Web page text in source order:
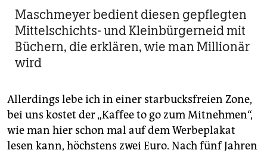
Maschmeyer bedient diesen gepflegten
Mittelschichts- und Kleinbürgerneid mit
Büchern, die erklären, wie man Millionär
wird
Allerdings lebe ich in einer starbucksfreien Zone,
bei uns kostet der „Kaffee to go zum Mitnehmen“,
wie man hier schon mal auf dem Werbeplakat
lesen kann, höchstens zwei Euro. Nach fünf Jahren